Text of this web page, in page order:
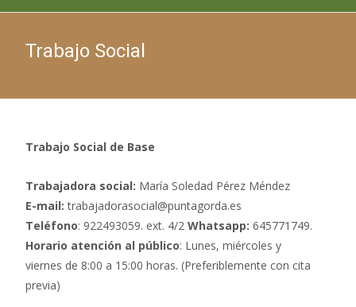
Trabajo Social
Trabajo Social de Base
Trabajadora social: María Soledad Pérez Méndez
E-mail: trabajadorasocial@puntagorda.es
Teléfono: 922493059. ext. 4/2 Whatsapp: 645771749.
Horario atención al público: Lunes, miércoles y
viernes de 8:00 a 15:00 horas. (Preferiblemente con cita
previa)